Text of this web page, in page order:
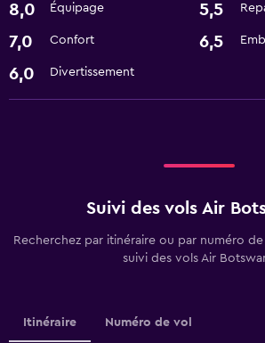
8,0 Équipage 5,5
7,0 Confort 6,5
6,0 Divertissement
Suivi des vols Air
Recherchez par itinéraire ou par numéro
suivi des vols Air
Itinéraire Numéro de vol